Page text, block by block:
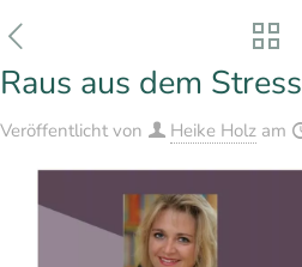
Raus aus dem Stress
Veröffentlicht von Heike Holz am